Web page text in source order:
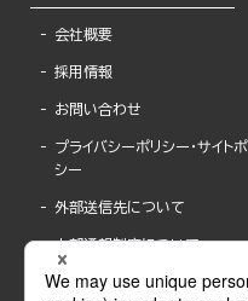
会社概要
採用情報
お問い合わせ
プライバシーポリシー・サイトポ
シー
外部送信先について
内部通報制度について